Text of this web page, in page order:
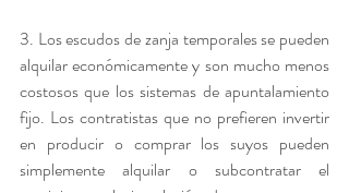
3. Los escudos de zanja temporales se pueden
alquilar económicamente y son mucho menos
costosos que los sistemas de apuntalamiento
fijo. Los contratistas que no prefieren invertir
en producir o comprar los suyos pueden
simplemente alquilar o subcontratar el